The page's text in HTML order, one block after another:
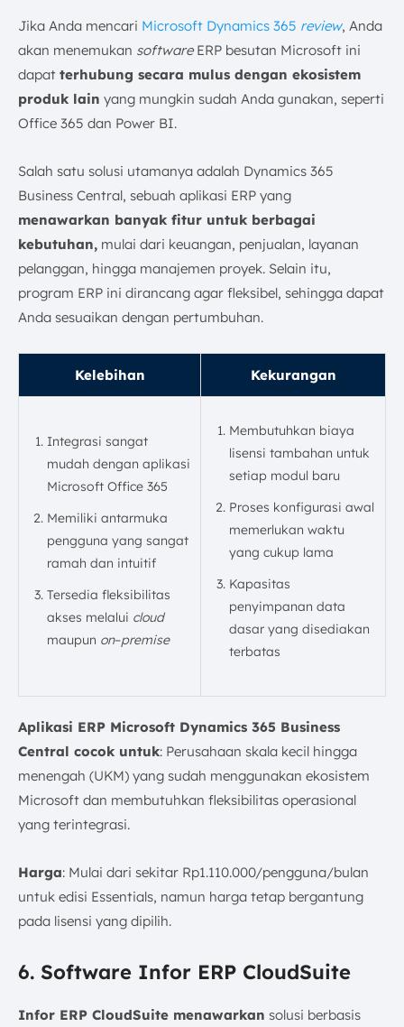
Jika Anda mencari Microsoft Dynamics 365 review, Anda
akan menemukan softwareERP besutan Microsoft ini
dapat terhubung secara mulus dengan ekosistem
produk lain yang mungkin sudah Anda gunakan, seperti
Office 365 dan Power BI.
Salah satu solusi utamanya adalah Dynamics 365
Business Central, sebuah aplikasi ERP yang
menawarkan banyak fitur untuk berbagai
kebutuhan, mulai dari keuangan, penjualan, layanan
pelanggan, hingga manajemen proyek. Selain itu,
program ERP ini dirancang agar fleksibel, sehingga dapat
Anda sesuaikan dengan pertumbuhan.
Kelebihan Kekurangan
Integrasi sangat
mudah dengan aplikasi
Microsoft Office 365
Memiliki antarmuka
pengguna yang sangat
ramah dan intuitif
Tersedia fleksibilitas
akses melalui cloud
maupun on–premise
Membutuhkan biaya
lisensi tambahan untuk
setiap modul baru
Proses konfigurasi awal
memerlukan waktu
yang cukup lama
Kapasitas
penyimpanan data
dasar yang disediakan
terbatas
Aplikasi ERP Microsoft Dynamics 365 Business
Central cocok untuk: Perusahaan skala kecil hingga
menengah (UKM) yang sudah menggunakan ekosistem
Microsoft dan membutuhkan fleksibilitas operasional
yang terintegrasi.
Harga: Mulai dari sekitar Rp1.110.000/pengguna/bulan
untuk edisi Essentials, namun harga tetap bergantung
pada lisensi yang dipilih.
6. Software Infor ERP CloudSuite
Infor ERP CloudSuite menawarkan solusi berbasis